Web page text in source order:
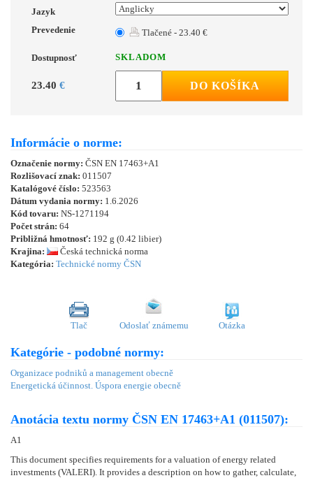
Jazyk
Prevedenie
Tlačené - 23.40 €
Dostupnosť SKLADOM
23.40 € DO KOŠÍKA
Informácie o norme:
Označenie normy: ČSN EN 17463+A1
Rozlišovací znak: 011507
Katalógové číslo: 523563
Dátum vydania normy: 1.6.2026
Kód tovaru: NS-1271194
Počet strán: 64
Približná hmotnosť: 192 g (0.42 libier)
Krajina:
Česká technická norma
Kategória: Technické normy ČSN
Tlač Odoslať známemu Otázka
Kategórie - podobné normy:
Organizace podniků a management obecně
Energetická účinnost. Úspora energie obecně
Anotácia textu normy ČSN EN 17463+A1 (011507):
A1
This document specifies requirements for a valuation of energy related
investments (VALERI). It provides a description on how to gather, calculate,